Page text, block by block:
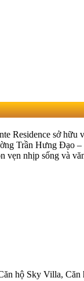
Residence sở
Trần Hưng Đạo
nhịp sống và
hộ Sky Villa,